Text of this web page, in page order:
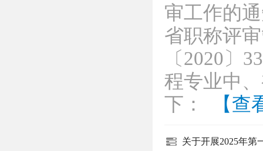
审工作的
省职称评
〔2020〕
程专业中
下：
【查
关于开展2025年第